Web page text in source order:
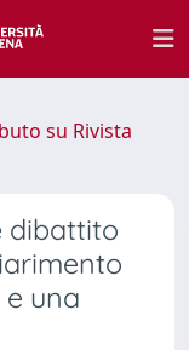
su Rivista
dibattito
una